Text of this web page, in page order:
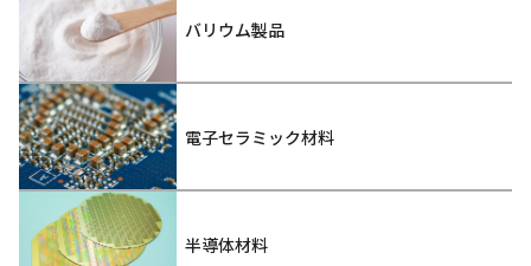
バリウム製品
電子セラミック材料
半導体材料